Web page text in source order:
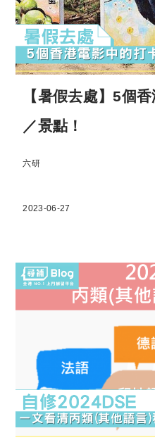
【暑假去處】5個
／景點！
六研
2023-06-27